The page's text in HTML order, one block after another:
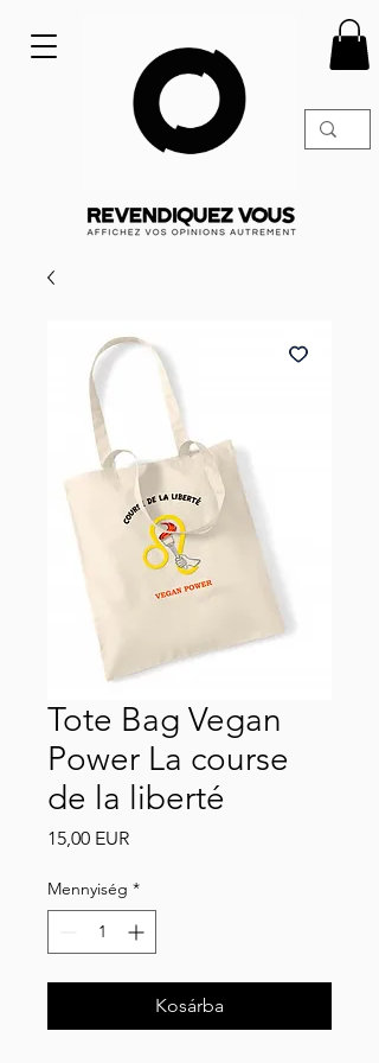
Tote Bag Vegan
Power La course
de la liberté
15,00 EURÁr
Mennyiség *
Kosárba